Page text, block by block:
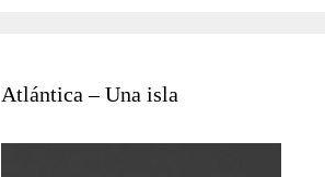
Atlántica – Una isla